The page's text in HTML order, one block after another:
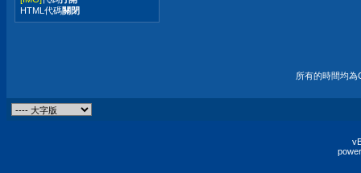
HTML代碼關閉
所有的時間均為